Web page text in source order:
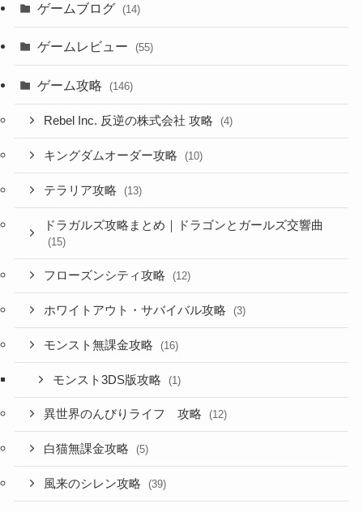
ゲームブログ (14)
ゲームレビュー (55)
ゲーム攻略 (146)
Rebel Inc. 反逆の株式会社 攻略 (4)
キングダムオーダー攻略 (10)
テラリア攻略 (13)
ドラガルズ攻略まとめ｜ドラゴンとガールズ交響曲
(15)
フローズンシティ攻略 (12)
ホワイトアウト・サバイバル攻略 (3)
モンスト無課金攻略 (16)
モンスト3DS版攻略 (1)
異世界のんびりライフ 攻略 (12)
白猫無課金攻略 (5)
風来のシレン攻略 (39)